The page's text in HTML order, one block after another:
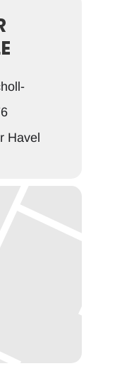
Havel